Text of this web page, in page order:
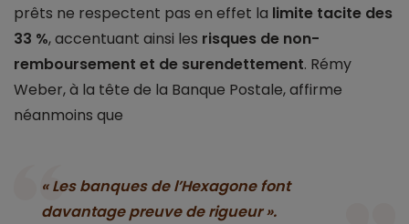
prêts ne respectent pas en effet la limite tacite des
33 %, accentuant ainsi les risques de non-
remboursement et de surendettement. Rémy
Weber, à la tête de la Banque Postale, affirme
néanmoins que
« Les banques de l’Hexagone font
davantage preuve de rigueur ».